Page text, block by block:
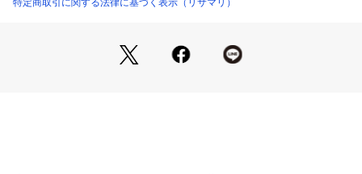
高の土台でボリュームのあるバストを脇から中央へ寄せ、すっ
きりとしたシルエットをキープしてくれます。
特定商取引に関する法律に基づく表示（リサマリ）